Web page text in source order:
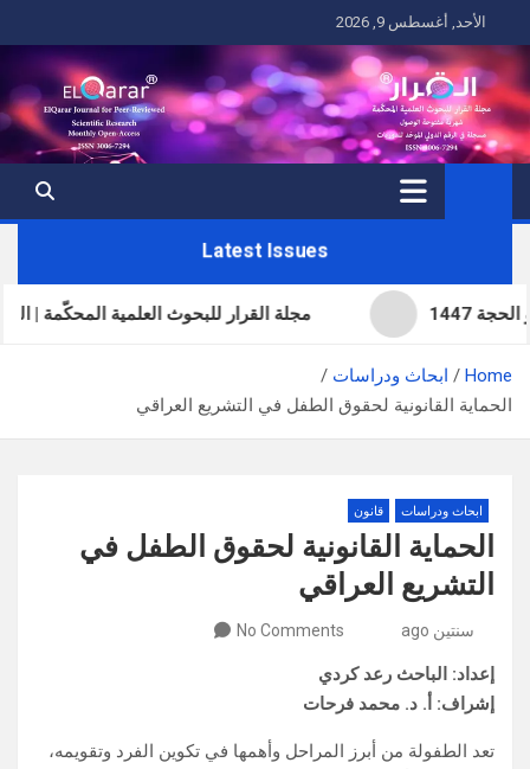
to
content
الأحد, أغسطس 9, 2026
Latest Issues
مجلة القرار للبحوث العلمية المحكّمة | العدد
Home
ابحاث ودراسات
الحماية القانونية لحقوق الطفل في التشريع العراقي
ابحاث ودراسات قانون
الحماية القانونية لحقوق الطفل في
التشريع العراقي
سنتين ago No Comments
إعداد: الباحث رعد كردي
إشراف: أ. د. محمد فرحات
تعد الطفولة من أبرز المراحل وأهمها في تكوين الفرد وتقويمه،